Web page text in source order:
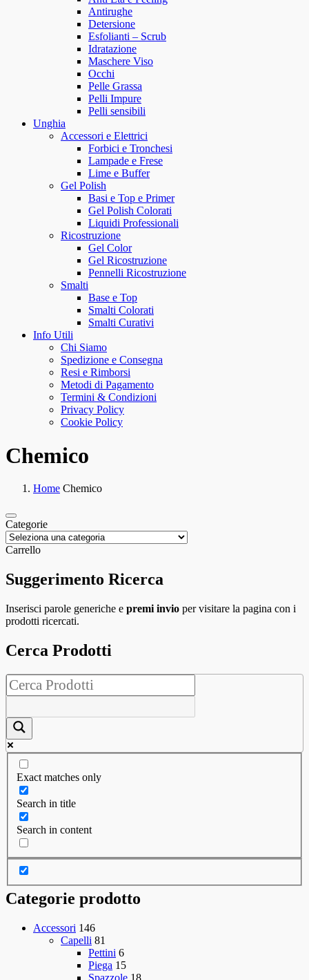
Antirughe
Detersione
Esfolianti – Scrub
Idratazione
Maschere Viso
Occhi
Pelle Grassa
Pelli Impure
Pelli sensibili
Unghia
Accessori e Elettrici
Forbici e Tronchesi
Lampade e Frese
Lime e Buffer
Gel Polish
Basi e Top e Primer
Gel Polish Colorati
Liquidi Professionali
Ricostruzione
Gel Color
Gel Ricostruzione
Pennelli Ricostruzione
Smalti
Base e Top
Smalti Colorati
Smalti Curativi
Info Utili
Chi Siamo
Spedizione e Consegna
Resi e Rimborsi
Metodi di Pagamento
Termini & Condizioni
Privacy Policy
Cookie Policy
Chemico
Home Chemico
Categorie
Carrello
Suggerimento Ricerca
Inserisci parole generiche e premi invio per visitare la pagina con i
prodotti ricercati.
Cerca Prodotti
Exact matches only
Search in title
Search in content
Categorie prodotto
Accessori 146
Capelli 81
Pettini 6
Piega 15
Spazzole 18